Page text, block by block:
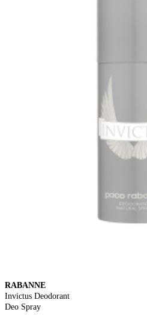
RABANNE
Invictus Deodorant
Deo Spray